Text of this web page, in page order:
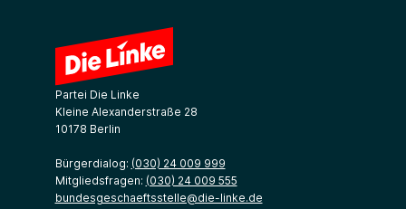
Partei Die Linke
Kleine Alexanderstraße 28
10178 Berlin
Bürgerdialog: (030) 24 009 999
Mitgliedsfragen: (030) 24 009 555
bundesgeschaeftsstelle@die-linke.de